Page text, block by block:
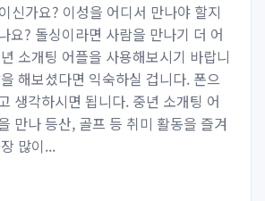
신가요? 이성을 어디서 만나야 할지
요? 돌싱이라면 사람을 만나기 더 어
소개팅 어플을 사용해보시기 바랍니
해보셨다면 익숙하실 겁니다. 폰으
생각하시면 됩니다. 중년 소개팅 어
만나 등산, 골프 등 취미 활동을 즐겨
많이...